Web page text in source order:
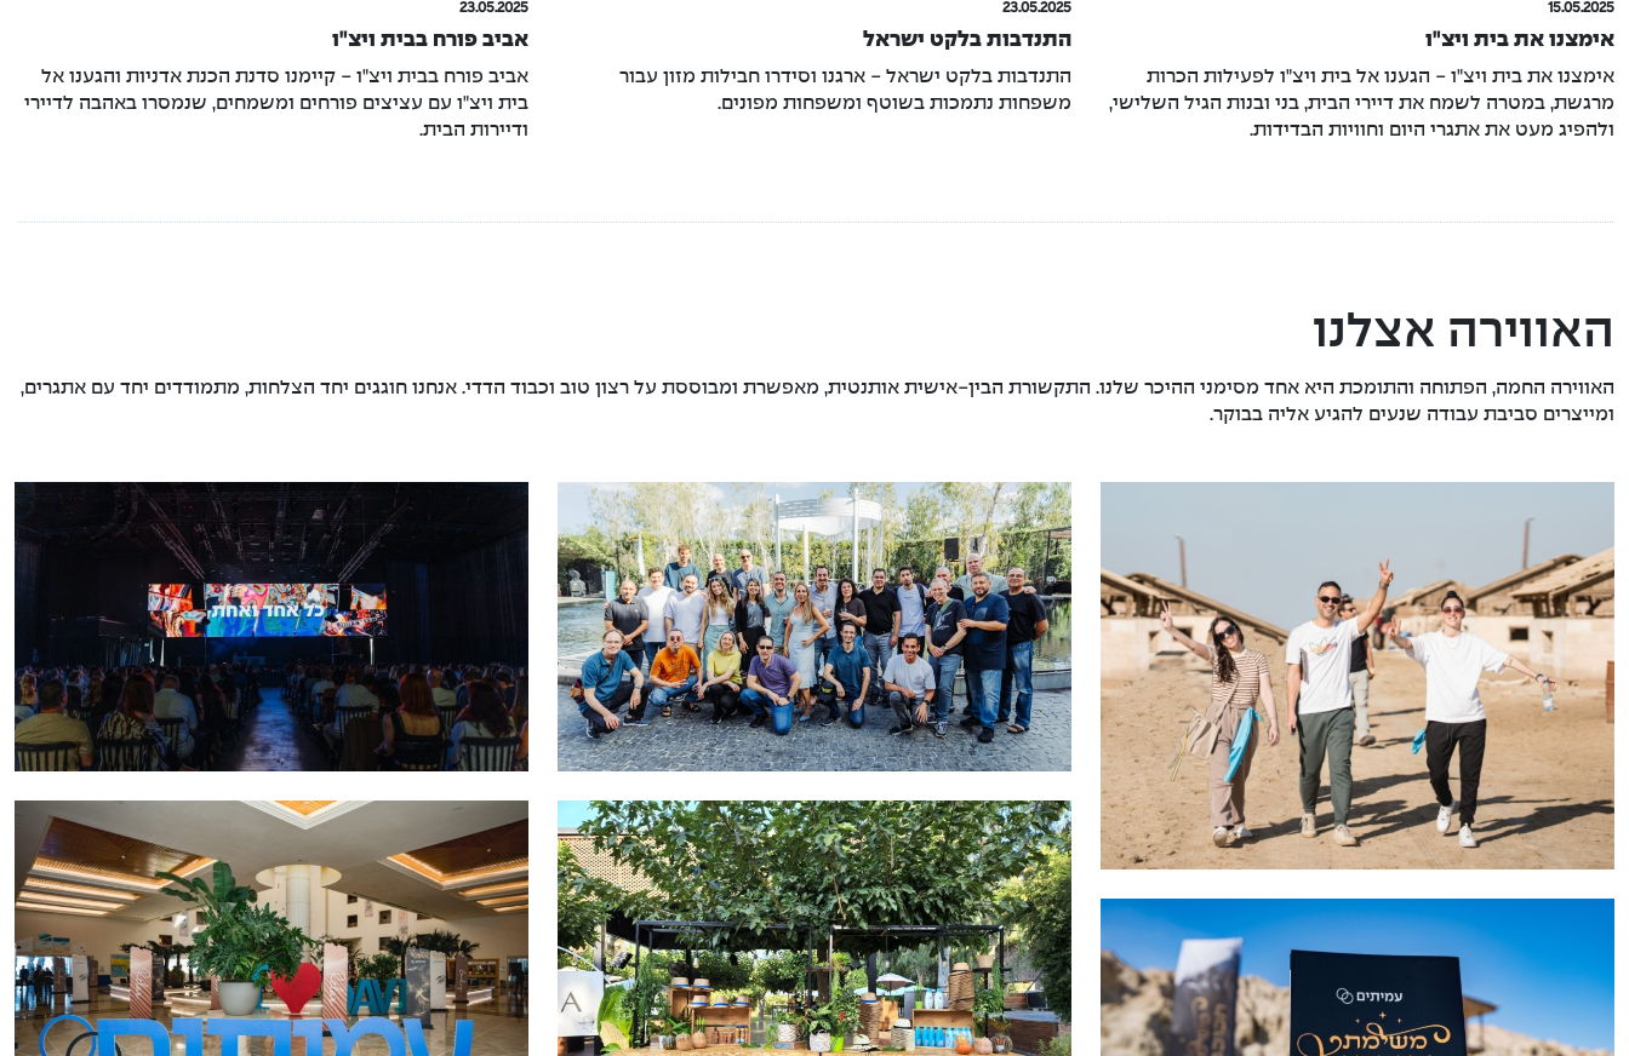
15.05.2025
אימצנו את בית ויצ"ו
אימצנו את בית ויצ"ו - הגענו אל בית ויצ"ו לפעילות הכרות
מרגשת, במטרה לשמח את דיירי הבית, בני ובנות הגיל השלישי,
ולהפיג מעט את אתגרי היום וחוויות הבדידות.
23.05.2025
התנדבות בלקט ישראל
התנדבות בלקט ישראל - ארגנו וסידרו חבילות מזון עבור
משפחות נתמכות בשוטף ומשפחות מפונים.
23.05.2025
אביב פורח בבית ויצ"ו
אביב פורח בבית ויצ"ו - קיימנו סדנת הכנת אדניות והגענו אל
בית ויצ"ו עם עציצים פורחים ומשמחים, שנמסרו באהבה לדיירי
ודיירות הבית.
האווירה אצלנו
האווירה החמה, הפתוחה והתומכת היא אחד מסימני ההיכר שלנו. התקשורת הבין-אישית אותנטית, מאפשרת ומבוססת על רצון טוב וכבוד הדדי. אנחנו חוגגים יחד הצלחות, מתמודדים יחד עם אתגרים,
ומייצרים סביבת עבודה שנעים להגיע אליה בבוקר.